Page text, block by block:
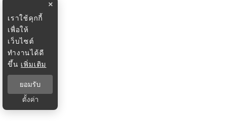
×
เราใช้คุกกี้
เพื่อให้
เว็บไซต์
ทำงานได้ดี
ขึ้น เพิ่มเติม
ยอมรับ
ตั้งค่า